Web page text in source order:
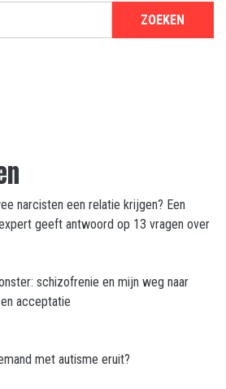
ZOEKEN
narcisten een relatie krijgen? Een
geeft antwoord op 13 vragen over
schizofrenie en mijn weg naar
acceptatie
met autisme eruit?